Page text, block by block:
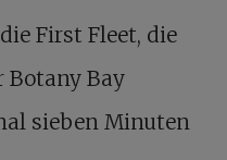
First Fleet, die
Botany Bay
sieben Minuten